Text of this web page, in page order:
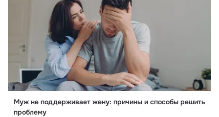
Муж не поддерживает жену: причины и способы решить
проблему